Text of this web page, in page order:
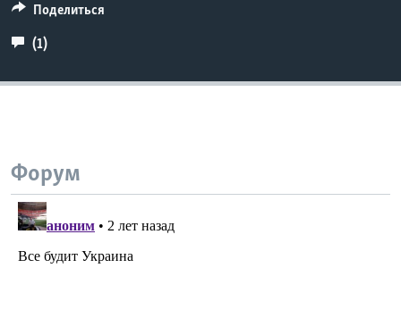
Поделиться
(1)
Форум